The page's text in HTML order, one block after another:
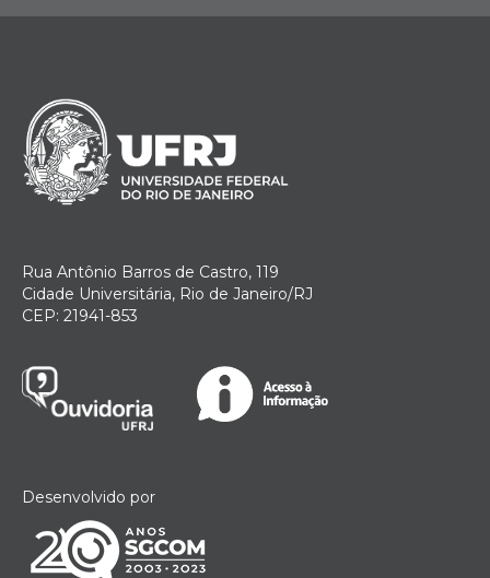
Rua Antônio Barros de Castro, 119
Cidade Universitária, Rio de Janeiro/RJ
CEP: 21941-853
Desenvolvido por